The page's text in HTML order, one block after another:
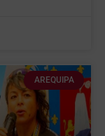
AREQUIPA